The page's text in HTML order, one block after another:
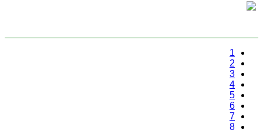
1
2
3
4
5
6
7
8